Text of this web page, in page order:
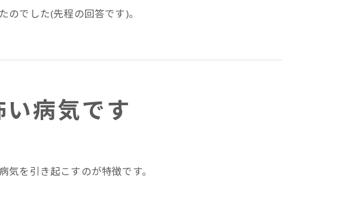
でした(先程の回答です)。
病気です
を引き起こすのが特徴です。